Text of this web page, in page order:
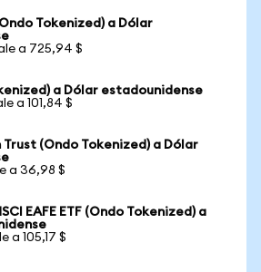
Tokenized) a Dólar
a 725,94 $
a Dólar estadounidense
a 101,84 $
Trust (Ondo Tokenized) a Dólar
a 36,98 $
EAFE ETF (Ondo Tokenized) a
a 105,17 $